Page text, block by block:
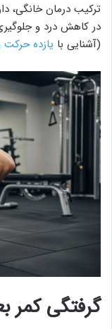
ترکیب درمان خانگی،
در کاهش درد و
(آشنایی با یازده
گرفتگی کمر